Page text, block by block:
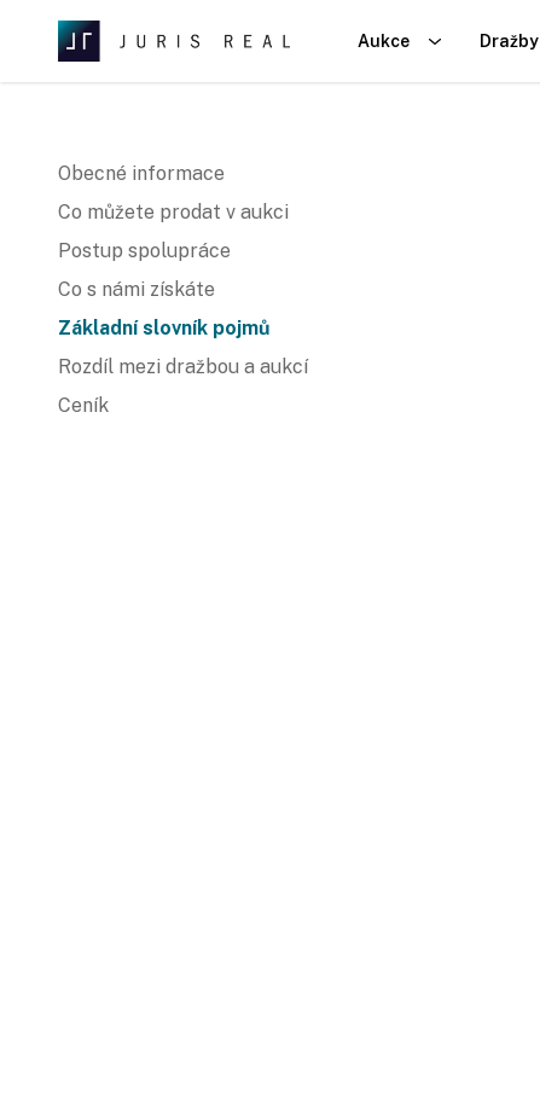
Aukce Dražby
Obecné informace
Co můžete prodat v aukci
Postup spolupráce
Co s námi získáte
Základní slovník pojmů
Rozdíl mezi dražbou a aukcí
Ceník